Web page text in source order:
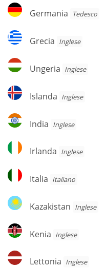
Germania
Germania Tedesco
Grecia
Grecia Inglese
Ungeria
Ungeria Inglese
Islanda
Islanda Inglese
India
India Inglese
Irlanda
Irlanda Inglese
Italia
Italia Italiano
Kazakistan
Kazakistan Inglese
Kenia
Kenia Inglese
Lettonia
Lettonia Inglese